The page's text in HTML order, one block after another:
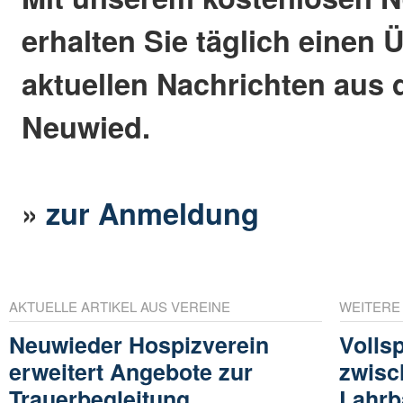
erhalten Sie täglich einen
aktuellen Nachrichten aus
Neuwied.
»zur Anmeldung
AKTUELLE ARTIKEL AUS VEREINE
Neuwieder Hospizverein
erweitert Angebote zur